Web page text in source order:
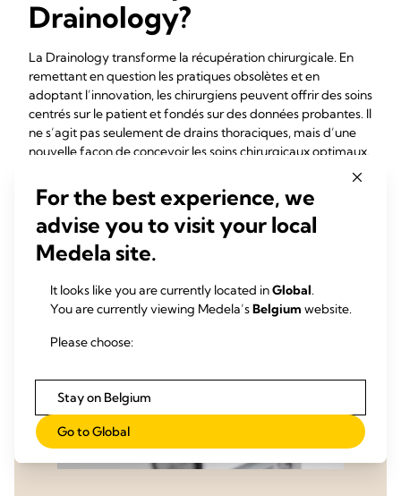
Drainology?
La Drainology transforme la récupération chirurgicale. En
remettant en question les pratiques obsolètes et en
adoptant l’innovation, les chirurgiens peuvent offrir des soins
centrés sur le patient et fondés sur des données probantes. Il
ne s’agit pas seulement de drains thoraciques, mais d’une
nouvelle façon de concevoir les soins chirurgicaux optimaux.
For the best experience, we
advise you to visit your local
Medela site.
It looks like you are currently located inGlobal.
You are currently viewing Medela’sBelgium website.
Please choose:
Stay on Belgium
Go to Global